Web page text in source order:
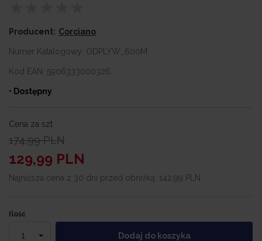
Producent: Corciano
Numer Katalogowy: ODPLYW_600M
Kod EAN: 5906333000326
• Dostępny
Cena za szt
174,99 PLN
129,99 PLN
Najniższa cena z 30 dni przed obniżką: 142,99 PLN
Ilość
Dodaj do koszyka